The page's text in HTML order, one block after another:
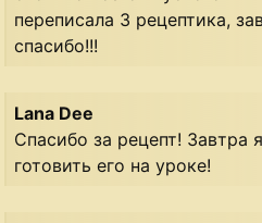
переписала 3 рецептика,
спасибо!!!
Lana Dee
Спасибо за рецепт! Завтра
готовить его на уроке!